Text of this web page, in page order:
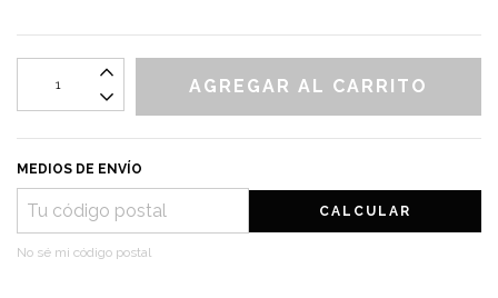
MEDIOS DE ENVÍO
CALCULAR
No sé mi código postal